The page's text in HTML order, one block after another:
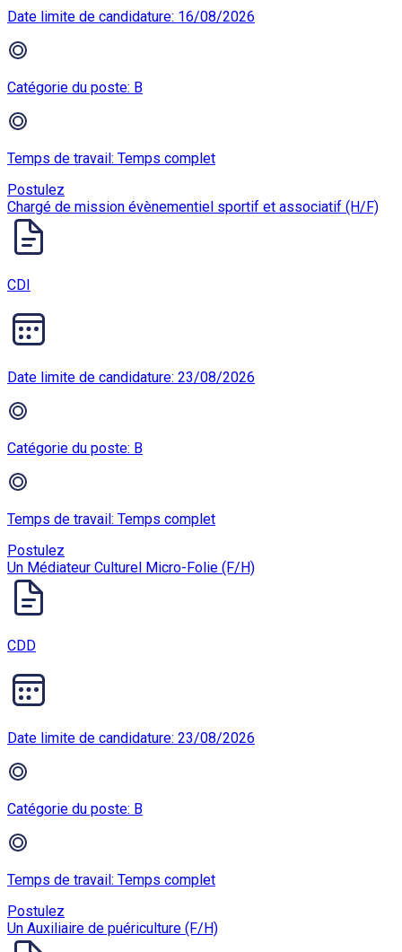
Date limite de candidature: 16/08/2026
Catégorie du poste: B
Temps de travail: Temps complet
Postulez
Chargé de mission évènementiel sportif et associatif (H/F)
CDI
Date limite de candidature: 23/08/2026
Catégorie du poste: B
Temps de travail: Temps complet
Postulez
Un Médiateur Culturel Micro-Folie (F/H)
CDD
Date limite de candidature: 23/08/2026
Catégorie du poste: B
Temps de travail: Temps complet
Postulez
Un Auxiliaire de puériculture (F/H)